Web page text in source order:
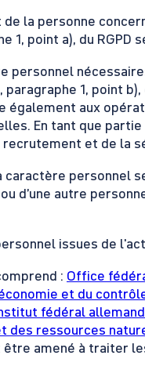
la personne
point a), du RGPD
personnel
1, point
également aux
En tant que
et de la
caractère personnel
d’une autre
issues de
: Office
et du
fédéral
des ressources
amené à traiter